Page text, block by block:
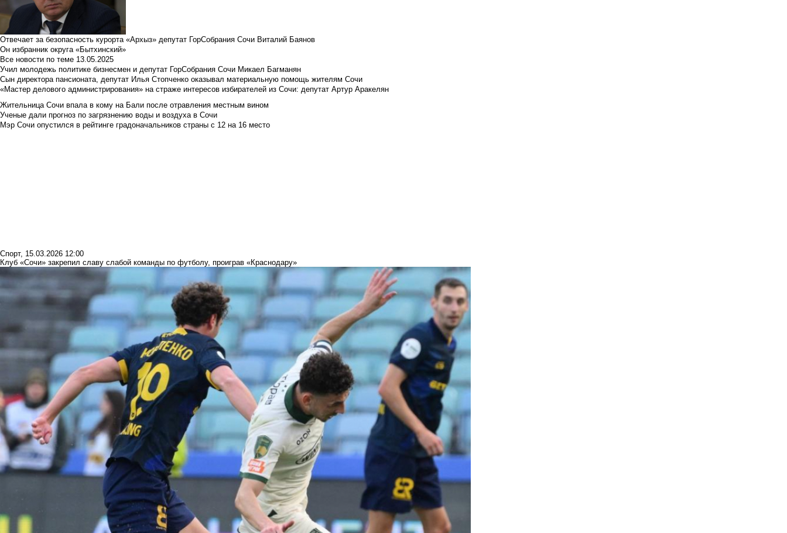
Отвечает за безопасность курорта «Архыз» депутат ГорСобрания Сочи Виталий Баянов
Он избранник округа «Бытхинский»
Все новости по теме 13.05.2025
Учил молодежь политике бизнесмен и депутат ГорСобрания Сочи Микаел Багманян
Сын директора пансионата, депутат Илья Стопченко оказывал материальную помощь жителям Сочи
«Мастер делового администрирования» на страже интересов избирателей из Сочи: депутат Артур Аракелян
Жительница Сочи впала в кому на Бали после отравления местным вином
Ученые дали прогноз по загрязнению воды и воздуха в Сочи
Мэр Сочи опустился в рейтинге градоначальников страны с 12 на 16 место
Спорт, 15.03.2026 12:00
Клуб «Сочи» закрепил славу слабой команды по футболу, проиграв «Краснодару»